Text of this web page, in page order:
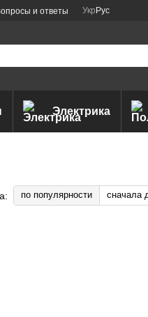
и ответы Укр Рус
Электрика
по популярности сначала